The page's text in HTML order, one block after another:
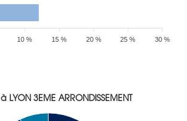
30 %
25 %
20 %
15 %
10 %
3EME ARRONDISSEMENT